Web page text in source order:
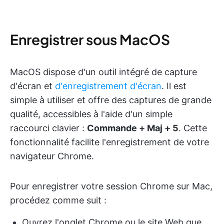
Enregistrer sous MacOS
MacOS dispose d'un outil intégré de capture
d'écran et d'enregistrement d'écran. Il est
simple à utiliser et offre des captures de grande
qualité, accessibles à l'aide d'un simple
raccourci clavier : Commande + Maj + 5. Cette
fonctionnalité facilite l'enregistrement de votre
navigateur Chrome.
Pour enregistrer votre session Chrome sur Mac,
procédez comme suit :